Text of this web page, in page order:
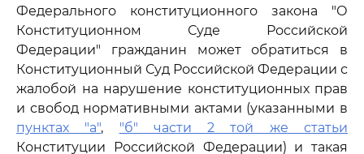
Федерального конституционного закона "О
Конституционном Суде Российской
Федерации" гражданин может обратиться в
Конституционный Суд Российской Федерации с
жалобой на нарушение конституционных прав
и свобод нормативными актами (указанными в
пунктах "а", "б" части 2 той же статьи
Конституции Российской Федерации) и такая